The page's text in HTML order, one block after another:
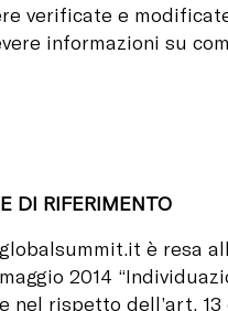
verificate e
informazioni su
DI RIFERIMENTO
è resa
2014
nel rispetto dell’art.